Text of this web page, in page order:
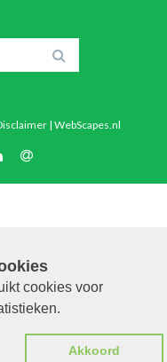
cookies voor
Akkoord
| WebScapes.nl